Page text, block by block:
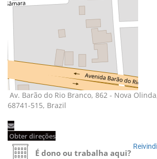
Av. Barão do Rio Branco, 862 - Nova
68741-515, Brazil
Obter direções
É dono ou trabalha aqui?